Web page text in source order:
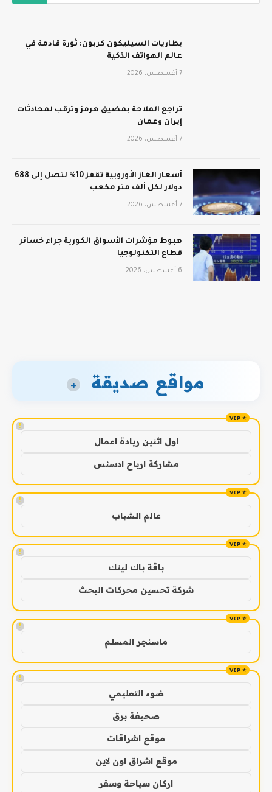
بطاريات السيليكون كربون: ثورة قادمة في
عالم الهواتف الذكية
7 أغسطس، 2026
تراجع الملاحة بمضيق هرمز وترقب لمحادثات
إيران وعمان
7 أغسطس، 2026
أسعار الغاز الأوروبية تقفز 10% لتصل إلى 688
دولار لكل ألف متر مكعب
7 أغسطس، 2026
هبوط مؤشرات الأسواق الكورية جراء خسائر
قطاع التكنولوجيا
6 أغسطس، 2026
مواقع صديقة +
!
اول اثنين ريادة اعمال
مشاركة ارباح ادسنس
!
عالم الشباب
!
باقة باك لينك
شركة تحسين محركات البحث
!
ماسنجر المسلم
!
ضوء التعليمي
صحيفة برق
موقع اشراقات
موقع اشراق اون لاين
اركان سياحة وسفر